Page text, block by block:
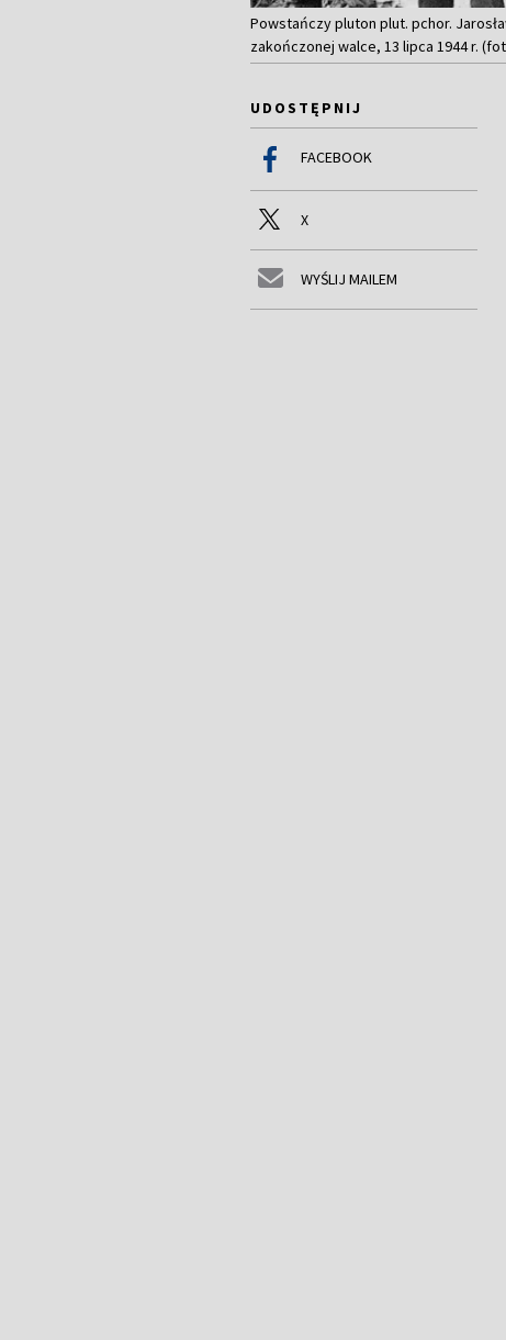
Powstańczy pluton plut. pchor.
zakończonej walce, 13 lipca 1944 r.
UDOSTĘPNIJ
FACEBOOK
X
WYŚLIJ MAILEM